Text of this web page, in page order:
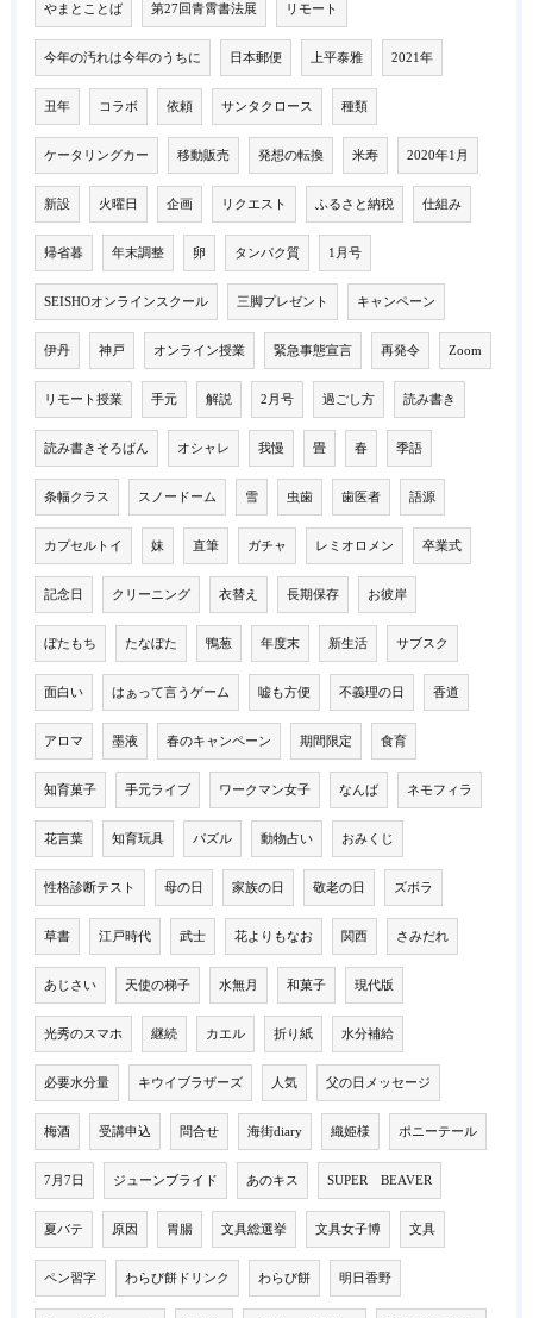
やまとことば 第27回青霄書法展 リモート
今年の汚れは今年のうちに 日本郵便 上平泰雅 2021年
丑年 コラボ 依頼 サンタクロース 種類
ケータリングカー 移動販売 発想の転換 米寿 2020年1月
新設 火曜日 企画 リクエスト ふるさと納税 仕組み
帰省暮 年末調整 卵 タンパク質 1月号
SEISHOオンラインスクール 三脚プレゼント キャンペーン
伊丹 神戸 オンライン授業 緊急事態宣言 再発令 Zoom
リモート授業 手元 解説 2月号 過ごし方 読み書き
読み書きそろばん オシャレ 我慢 畳 春 季語
条幅クラス スノードーム 雪 虫歯 歯医者 語源
カプセルトイ 妹 直筆 ガチャ レミオロメン 卒業式
記念日 クリーニング 衣替え 長期保存 お彼岸
ぼたもち たなぼた 鴨葱 年度末 新生活 サブスク
面白い はぁって言うゲーム 嘘も方便 不義理の日 香道
アロマ 墨液 春のキャンペーン 期間限定 食育
知育菓子 手元ライブ ワークマン女子 なんば ネモフィラ
花言葉 知育玩具 パズル 動物占い おみくじ
性格診断テスト 母の日 家族の日 敬老の日 ズボラ
草書 江戸時代 武士 花よりもなお 関西 さみだれ
あじさい 天使の梯子 水無月 和菓子 現代版
光秀のスマホ 継続 カエル 折り紙 水分補給
必要水分量 キウイブラザーズ 人気 父の日メッセージ
梅酒 受講申込 問合せ 海街diary 織姫様 ポニーテール
7月7日 ジューンブライド あのキス SUPER BEAVER
夏バテ 原因 胃腸 文具総選挙 文具女子博 文具
ペン習字 わらび餅ドリンク わらび餅 明日香野